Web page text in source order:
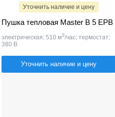
Уточнить наличие и цену
Пушка тепловая Master B 5 EPB
электрическая; 510 м3/час; термостат;
380 В
Уточнить наличие и цену